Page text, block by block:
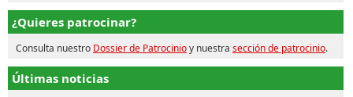
¿Quieres patrocinar?
Consulta nuestro Dossier de Patrocinioy nuestra sección de patrocinio.
Últimas noticias